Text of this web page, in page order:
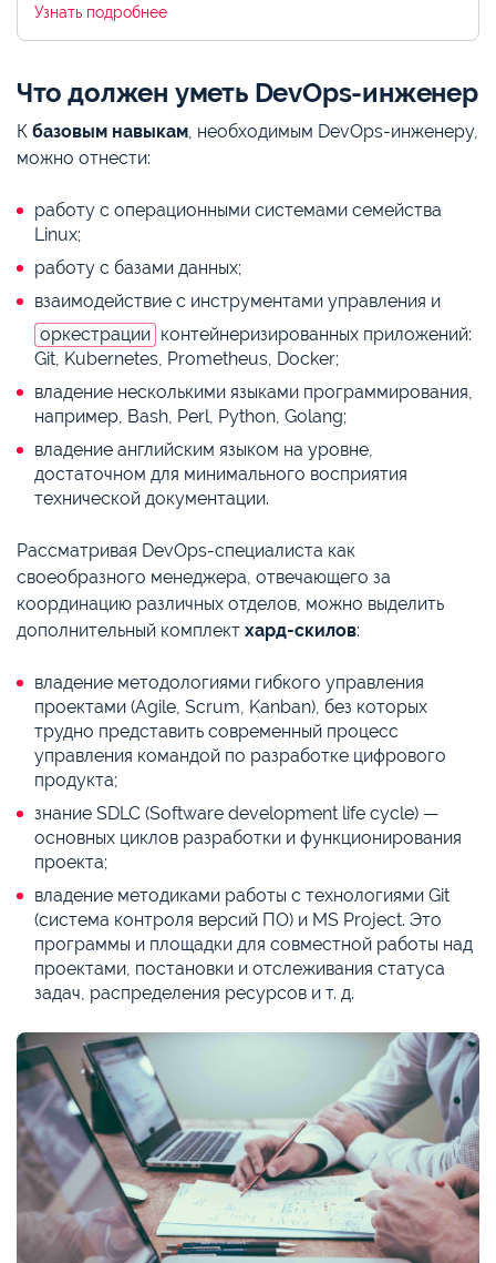
Узнать подробнее
Что должен уметь DevOps-инженер
К базовым навыкам, необходимым DevOps-инженеру,
можно отнести:
работу с операционными системами семейства
Linux;
работу с базами данных;
взаимодействие с инструментами управления и
оркестрации контейнеризированных приложений:
Git, Kubernetes, Prometheus, Docker;
владение несколькими языками программирования,
например, Bash, Perl, Python, Golang;
владение английским языком на уровне,
достаточном для минимального восприятия
технической документации.
Рассматривая DevOps-специалиста как
своеобразного менеджера, отвечающего за
координацию различных отделов, можно выделить
дополнительный комплект хард-скилов:
владение методологиями гибкого управления
проектами (Agile, Scrum, Kanban), без которых
трудно представить современный процесс
управления командой по разработке цифрового
продукта;
знание SDLC (Software development life cycle) —
основных циклов разработки и функционирования
проекта;
владение методиками работы с технологиями Git
(система контроля версий ПО) и MS Project. Это
программы и площадки для совместной работы над
проектами, постановки и отслеживания статуса
задач, распределения ресурсов и т. д.